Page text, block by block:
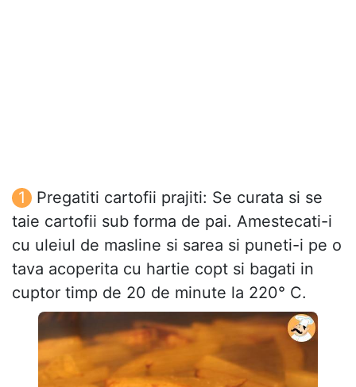
Pregatiti cartofii prajiti: Se curata si se
taie cartofii sub forma de pai. Amestecati-i
cu uleiul de masline si sarea si puneti-i pe o
tava acoperita cu hartie copt si bagati in
cuptor timp de 20 de minute la 220° C.